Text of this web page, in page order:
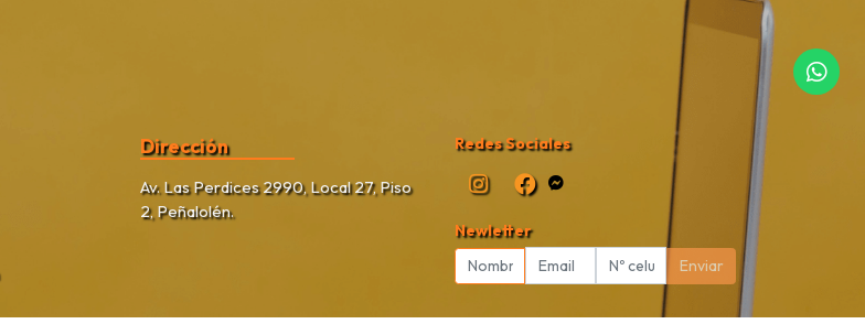
Dirección
Av. Las Perdices 2990, Local 27, Piso
2, Peñalolén.
Redes Sociales
Newletter
Enviar